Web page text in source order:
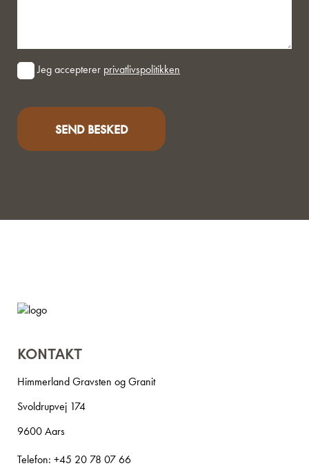
ConsentJeg accepterer privatlivspolitikken
KONTAKT
Himmerland Gravsten og Granit
Svoldrupvej 174
9600 Aars
Telefon: +45 20 78 07 66